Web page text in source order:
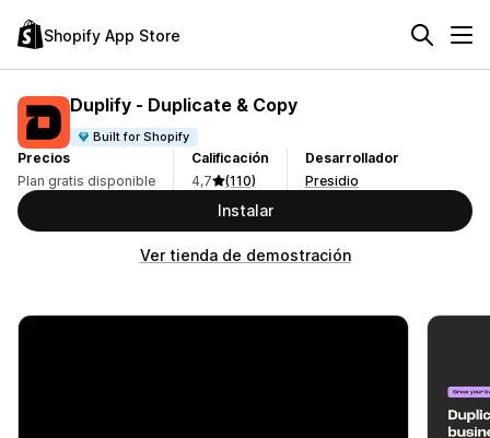
Shopify App Store
Duplify ‑ Duplicate & Copy
Built for Shopify
Precios
Plan gratis disponible
Calificación
4,7
(110)
Desarrollador
Presidio
Instalar
Ver tienda de demostración